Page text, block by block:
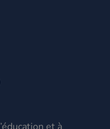
et à